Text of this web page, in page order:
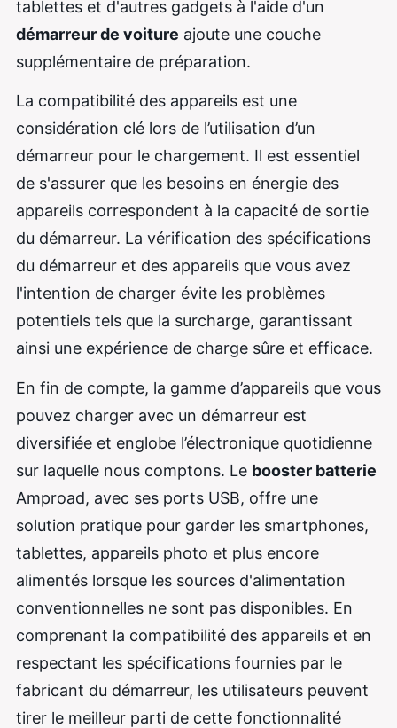
tablettes et d'autres gadgets à l'aide d'un
démarreur de voiture ajoute une couche
supplémentaire de préparation.
La compatibilité des appareils est une
considération clé lors de l’utilisation d’un
démarreur pour le chargement. Il est essentiel
de s'assurer que les besoins en énergie des
appareils correspondent à la capacité de sortie
du démarreur. La vérification des spécifications
du démarreur et des appareils que vous avez
l'intention de charger évite les problèmes
potentiels tels que la surcharge, garantissant
ainsi une expérience de charge sûre et efficace.
En fin de compte, la gamme d’appareils que vous
pouvez charger avec un démarreur est
diversifiée et englobe l’électronique quotidienne
sur laquelle nous comptons. Le booster batterie
Amproad, avec ses ports USB, offre une
solution pratique pour garder les smartphones,
tablettes, appareils photo et plus encore
alimentés lorsque les sources d'alimentation
conventionnelles ne sont pas disponibles. En
comprenant la compatibilité des appareils et en
respectant les spécifications fournies par le
fabricant du démarreur, les utilisateurs peuvent
tirer le meilleur parti de cette fonctionnalité